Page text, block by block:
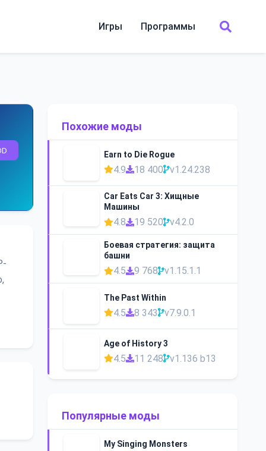
Игры Программы
Похожие моды
Earn to Die Rogue
4.9 18 400 v1.24.238
Car Eats Car 3: Хищные
Машины
4.8 19 520 v4.2.0
Боевая стратегия: защита
башни
4.5 9 768 v1.15.1.1
The Past Within
4.5 8 343 v7.9.0.1
Age of History 3
4.5 11 248 v1.136 b13
Популярные моды
My Singing Monsters